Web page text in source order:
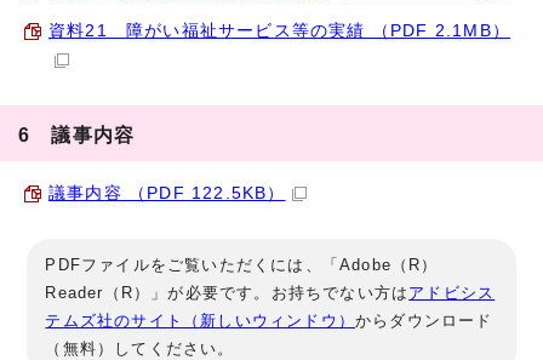
資料21 障がい福祉サービス等の実績 （PDF 2.1MB）
6 議事内容
議事内容 （PDF 122.5KB）
PDFファイルをご覧いただくには、「Adobe（R）
Reader（R）」が必要です。お持ちでない方は アドビシス
テムズ社のサイト（新しいウィンドウ）からダウンロード
（無料）してください。